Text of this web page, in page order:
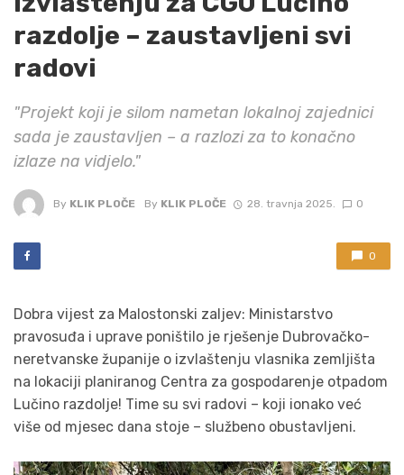
razdolje – zaustavljeni svi
radovi
"Projekt koji je silom nametan lokalnoj zajednici
sada je zaustavljen – a razlozi za to konačno
izlaze na vidjelo."
By KLIK PLOČE By KLIK PLOČE 28. travnja 2025. 0
0
Dobra vijest za Malostonski zaljev: Ministarstvo
pravosuđa i uprave poništilo je rješenje Dubrovačko-
neretvanske županije o izvlaštenju vlasnika zemljišta
na lokaciji planiranog Centra za gospodarenje otpadom
Lučino razdolje! Time su svi radovi – koji ionako već
više od mjesec dana stoje – službeno obustavljeni.